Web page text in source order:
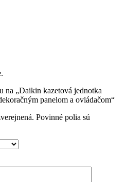
na „Daikin kazetová jednotka
panelom a ovládačom“
Povinné polia sú